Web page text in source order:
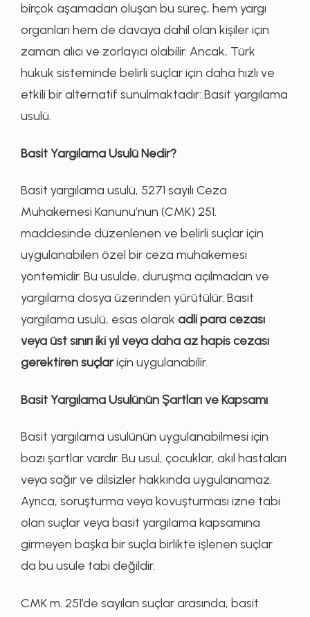
birçok aşamadan oluşan bu süreç, hem yargı
organları hem de davaya dahil olan kişiler için
zaman alıcı ve zorlayıcı olabilir. Ancak, Türk
hukuk sisteminde belirli suçlar için daha hızlı ve
etkili bir alternatif sunulmaktadır: Basit yargılama
usulü.
Basit Yargılama Usulü Nedir?
Basit yargılama usulü, 5271 sayılı Ceza
Muhakemesi Kanunu’nun (CMK) 251.
maddesinde düzenlenen ve belirli suçlar için
uygulanabilen özel bir ceza muhakemesi
yöntemidir. Bu usulde, duruşma açılmadan ve
yargılama dosya üzerinden yürütülür. Basit
yargılama usulü, esas olarak adli para cezası
veya üst sınırı iki yıl veya daha az hapis cezası
gerektiren suçlariçin uygulanabilir.
Basit Yargılama Usulünün Şartları ve Kapsamı
Basit yargılama usulünün uygulanabilmesi için
bazı şartlar vardır. Bu usul, çocuklar, akıl hastaları
veya sağır ve dilsizler hakkında uygulanamaz.
Ayrıca, soruşturma veya kovuşturması izne tabi
olan suçlar veya basit yargılama kapsamına
girmeyen başka bir suçla birlikte işlenen suçlar
da bu usule tabi değildir.
CMK m. 251’de sayılan suçlar arasında, basit